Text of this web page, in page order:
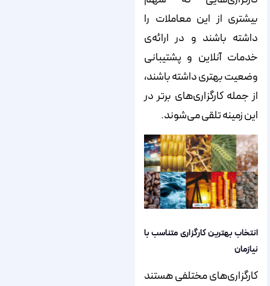
بیشتری از این معاملات را
داشته باشند و در ارائه‌‌‌‌‌‌‌ی
خدمات آنلاین و پشتیبانی
وضعیت بهتری داشته باشند،
از جمله کارگزاری‌‌‌‌‌‌‌های برتر در
این زمینه تلقی می‌‌‌‌‌‌‌شوند.
انتخاب بهترین کارگزاری متناسب با
نیازمان
کارگزاری‌های مختلفی هستند